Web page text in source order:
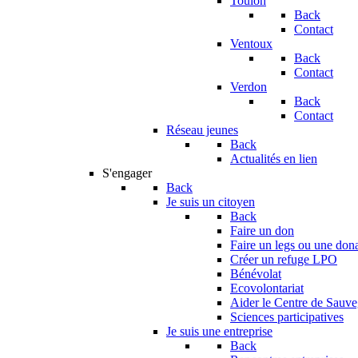
Back
Contact
Ventoux
Back
Contact
Verdon
Back
Contact
Réseau jeunes
Back
Actualités en lien
S'engager
Back
Je suis un citoyen
Back
Faire un don
Faire un legs ou une
Créer un refuge LPO
Bénévolat
Ecovolontariat
Aider le Centre de
Sciences participatives
Je suis une entreprise
Back